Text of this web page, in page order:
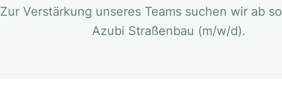
Zur Verstärkung unseres Teams suchen wir ab
Azubi Straßenbau (m/w/d).